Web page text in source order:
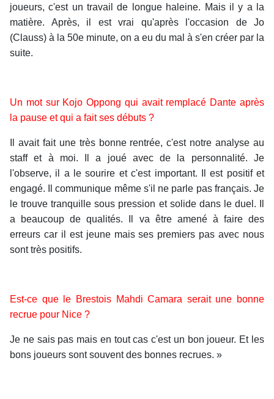
joueurs, c'est un travail de longue haleine. Mais il y a la
matière. Après, il est vrai qu'après l'occasion de Jo
(Clauss) à la 50e minute, on a eu du mal à s'en créer par la
suite.
Un mot sur Kojo Oppong qui avait remplacé Dante après
la pause et qui a fait ses débuts ?
Il avait fait une très bonne rentrée, c'est notre analyse au
staff et à moi. Il a joué avec de la personnalité. Je
l'observe, il a le sourire et c'est important. Il est positif et
engagé. Il communique même s'il ne parle pas français. Je
le trouve tranquille sous pression et solide dans le duel. Il
a beaucoup de qualités. Il va être amené à faire des
erreurs car il est jeune mais ses premiers pas avec nous
sont très positifs.
Est-ce que le Brestois Mahdi Camara serait une bonne
recrue pour Nice ?
Je ne sais pas mais en tout cas c'est un bon joueur. Et les
bons joueurs sont souvent des bonnes recrues. »